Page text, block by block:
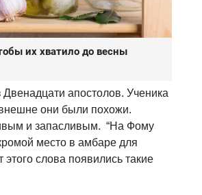
их хватило до весны
апостолов. Ученика
они были похожи.
и запасливым. “На Фому
место в амбаре для
слова появились такие